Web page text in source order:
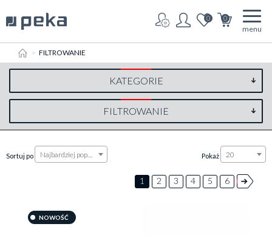
0 0
menu
HOMEFILTROWANIE
KATEGORIE
FILTROWANIE
Sortuj po Najbardziej popularne Pokaż 20
1 2 3 4 5 6
NOWOŚĆ